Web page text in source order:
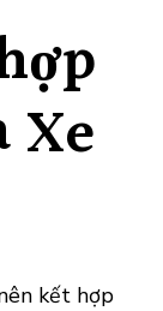
Xe
kết hợp